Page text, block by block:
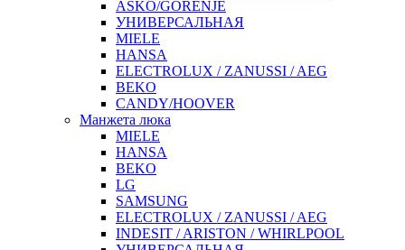
ASKO/GORENJE
УНИВЕРСАЛЬНАЯ
MIELE
HANSA
ELECTROLUX / ZANUSSI / AEG
BEKO
CANDY/HOOVER
Манжета люка
MIELE
HANSA
BEKO
LG
SAMSUNG
ELECTROLUX / ZANUSSI / AEG
INDESIT / ARISTON / WHIRLPOOL